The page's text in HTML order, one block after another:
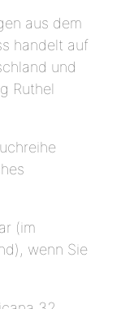
aus dem
handelt auf
und
Ruthel
(im
wenn Sie